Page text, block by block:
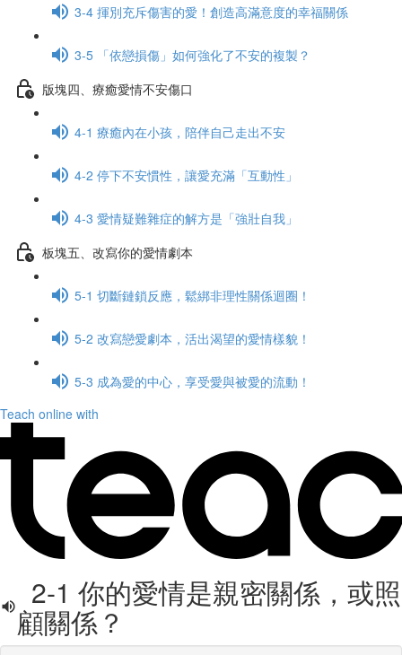
3-4 揮別充斥傷害的愛！創造高滿意度的幸福關係
3-5 「依戀損傷」如何強化了不安的複製？
版塊四、療癒愛情不安傷口
4-1 療癒內在小孩，陪伴自己走出不安
4-2 停下不安慣性，讓愛充滿「互動性」
4-3 愛情疑難雜症的解方是「強壯自我」
板塊五、改寫你的愛情劇本
5-1 切斷鏈鎖反應，鬆綁非理性關係迴圈！
5-2 改寫戀愛劇本，活出渴望的愛情樣貌！
5-3 成為愛的中心，享受愛與被愛的流動！
Teach online with
2-1 你的愛情是親密關係，或照
顧關係？